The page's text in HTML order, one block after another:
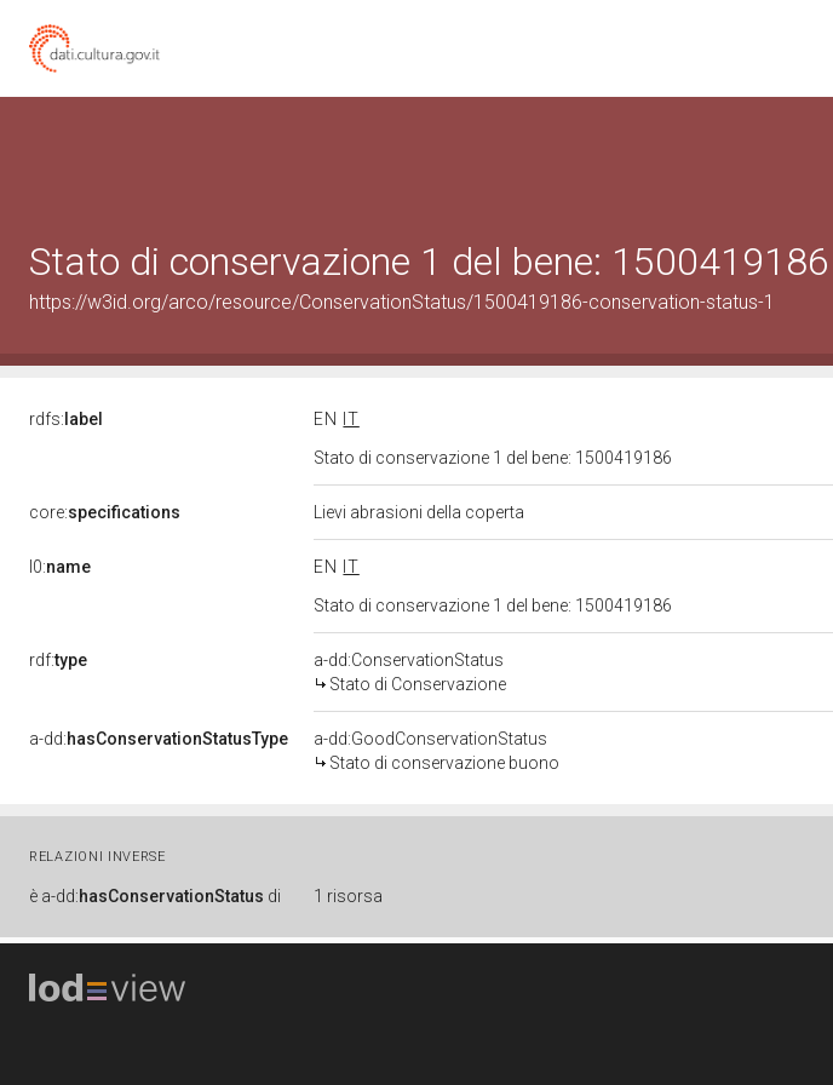
Stato di conservazione 1 del bene: 1500419186
https://w3id.org/arco/resource/ConservationStatus/1500419186-conservation-status-1
rdfs: label EN
IT
Stato di conservazione 1 del bene: 1500419186
core:specifications Lievi abrasioni della coperta
l0:name EN
IT
Stato di conservazione 1 del bene: 1500419186
rdf:type
a-dd:ConservationStatus
Stato di Conservazione
a-dd:hasConservationStatusType
a-dd:GoodConservationStatus
Stato di conservazione buono
RELAZIONI INVERSE
è a-dd:hasConservationStatus di 1 risorsa